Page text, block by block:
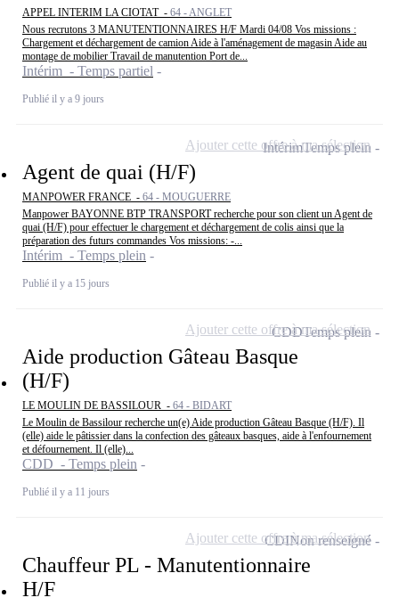
APPEL INTERIM LA CIOTAT - 64 - ANGLET
Nous recrutons 3 MANUTENTIONNAIRES H/F Mardi 04/08 Vos missions :
Chargement et déchargement de camion Aide à l'aménagement de magasin Aide au
montage de mobilier Travail de manutention Port de...
Intérim - Temps partiel
Publié il y a 9 jours
Agent de quai (H/F)
MANPOWER FRANCE - 64 - MOUGUERRE
Manpower BAYONNE BTP TRANSPORT recherche pour son client un Agent de
quai (H/F) pour effectuer le chargement et déchargement de colis ainsi que la
préparation des futurs commandes Vos missions: -...
Intérim - Temps plein
Publié il y a 15 jours
IntérimTemps plein
Ajouter cette offre à ma sélection
Aide production Gâteau Basque
(H/F)
LE MOULIN DE BASSILOUR - 64 - BIDART
Le Moulin de Bassilour recherche un(e) Aide production Gâteau Basque (H/F). Il
(elle) aide le pâtissier dans la confection des gâteaux basques, aide à l'enfournement
et défournement. Il (elle)...
CDD - Temps plein
Publié il y a 11 jours
CDDTemps plein
Ajouter cette offre à ma sélection
Chauffeur PL - Manutentionnaire
H/F
CDINon renseigné
Ajouter cette offre à ma sélection